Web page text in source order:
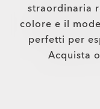
straordinaria
colore e il
perfetti per
Acquista